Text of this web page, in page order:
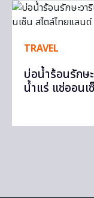
TRAVEL
บ่อน้ำร้อนรักษ
น้ำแร่ แช่ออน